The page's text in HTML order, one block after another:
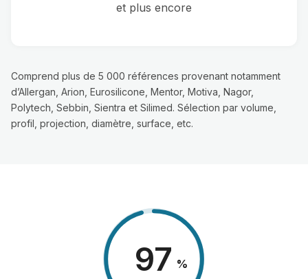
et plus encore
Comprend plus de 5 000 références provenant notamment
d’Allergan, Arion, Eurosilicone, Mentor, Motiva, Nagor,
Polytech, Sebbin, Sientra et Silimed. Sélection par volume,
profil, projection, diamètre, surface, etc.
98 %